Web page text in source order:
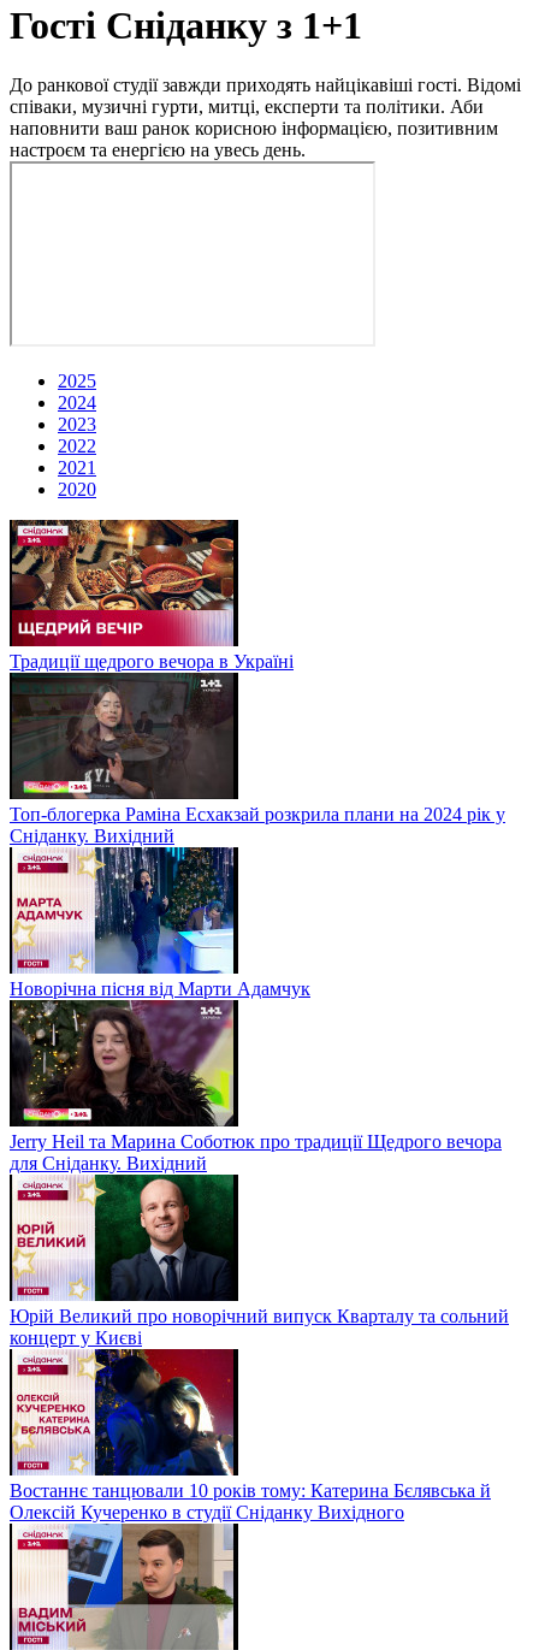
Гості Сніданку з 1+1
До ранкової студії завжди приходять найцікавіші гості. Відомі
співаки, музичні гурти, митці, експерти та політики. Аби
наповнити ваш ранок корисною інформацією, позитивним
настроєм та енергією на увесь день.
2025
2024
2023
2022
2021
2020
Традиції щедрого вечора в Україні
Топ-блогерка Раміна Есхакзай розкрила плани на 2024 рік у
Сніданку. Вихідний
Новорічна пісня від Марти Адамчук
Jerry Heil та Марина Соботюк про традиції Щедрого вечора
для Сніданку. Вихідний
Юрій Великий про новорічний випуск Кварталу та сольний
концерт у Києві
Востаннє танцювали 10 років тому: Катерина Бєлявська й
Олексій Кучеренко в студії Сніданку Вихідного